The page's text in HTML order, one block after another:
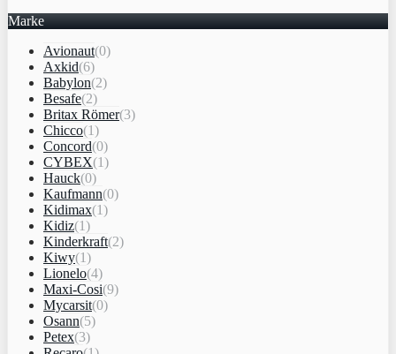
Marke
Avionaut(0)
Axkid(6)
Babylon(2)
Besafe(2)
Britax Römer(3)
Chicco(1)
Concord(0)
CYBEX(1)
Hauck(0)
Kaufmann(0)
Kidimax(1)
Kidiz(1)
Kinderkraft(2)
Kiwy(1)
Lionelo(4)
Maxi-Cosi(9)
Mycarsit(0)
Osann(5)
Petex(3)